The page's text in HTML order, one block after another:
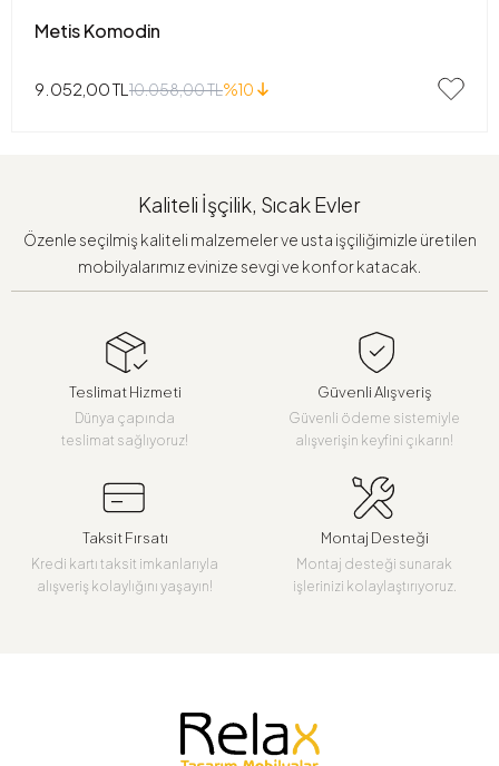
Metis Komodin
9.052,00 TL 10.058,00 TL%10
Kaliteli İşçilik, Sıcak Evler
Özenle seçilmiş kaliteli malzemeler ve usta işçiliğimizle üretilen
mobilyalarımız evinize sevgi ve konfor katacak.
Teslimat Hizmeti
Dünya çapında
teslimat sağlıyoruz!
Güvenli Alışveriş
Güvenli ödeme sistemiyle
alışverişin keyfini çıkarın!
Taksit Fırsatı
Kredi kartı taksit imkanlarıyla
alışveriş kolaylığını yaşayın!
Montaj Desteği
Montaj desteği sunarak
işlerinizi kolaylaştırıyoruz.